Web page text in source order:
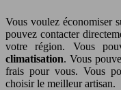
Vous voulez économiser
pouvez contacter
votre région. Vous
climatisation. Vous
frais pour vous. Vous
choisir le meilleur artisan.